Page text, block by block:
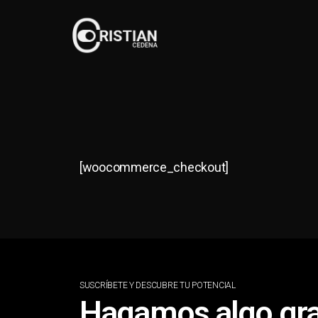
[woocommerce_checkout]
SUSCRÍBETE Y DESCUBRE TU POTENCIAL